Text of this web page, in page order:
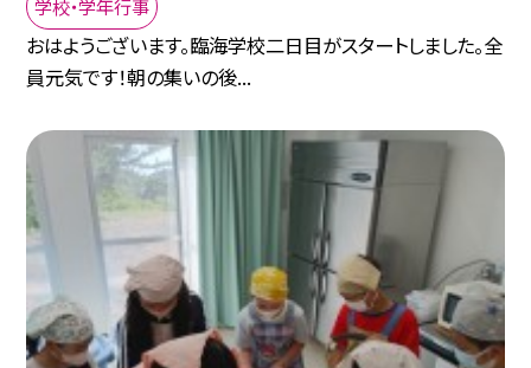
学校・学年行事
おはようございます。臨海学校二日目がスタートしました。全
員元気です！朝の集いの後...